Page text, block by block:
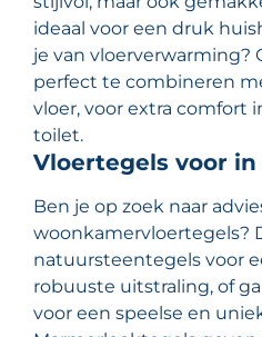
ideaal voor een druk
je van vloerverwarming?
perfect te combineren
vloer, voor extra comfort
toilet.
Vloertegels voor
Ben je op zoek naar
woonkamervloertegels?
natuursteentegels voor
robuuste uitstraling, of
voor een speelse en